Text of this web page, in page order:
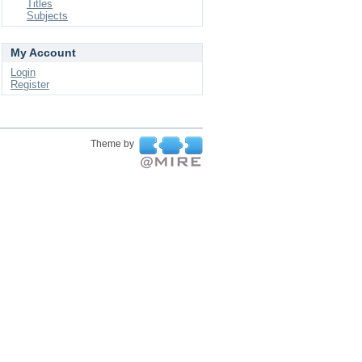
Titles
Subjects
My Account
Login
Register
Theme by